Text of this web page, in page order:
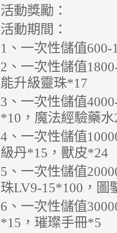
活動獎勵：
活動期間：
1、一次性儲值
2、一次性儲值
能升級靈珠*17
3、一次性儲值
*10，魔法經驗藥
4、一次性儲值
級丹*15，獸皮*24
5、一次性儲值
珠LV9-15*100，圖
6、一次性儲值
*15，璀璨手冊*5